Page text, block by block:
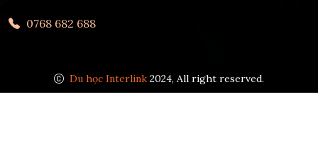
0768 682 688
Du học Interlink 2024, All right reserved.